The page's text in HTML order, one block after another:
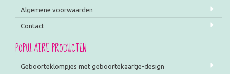
Algemene voorwaarden
Contact
POPULAIRE PRODUCTEN
Geboorteklompjes met geboortekaartje-design